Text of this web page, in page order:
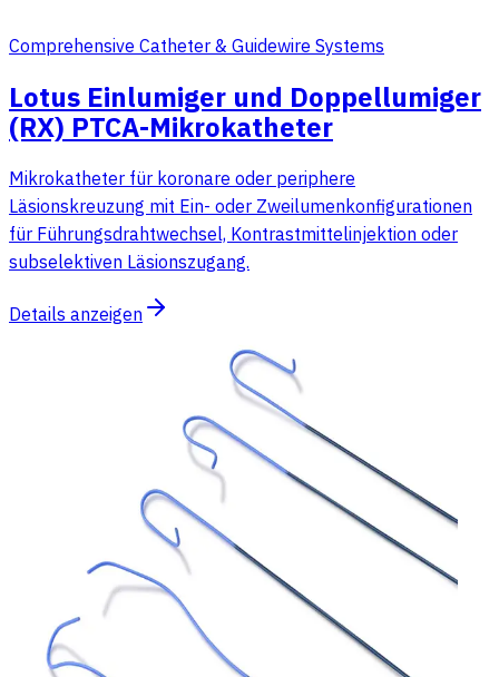
Comprehensive Catheter & Guidewire Systems
Lotus Einlumiger und Doppellumiger
(RX) PTCA-Mikrokatheter
Mikrokatheter für koronare oder periphere
Läsionskreuzung mit Ein- oder Zweilumenkonfigurationen
für Führungsdrahtwechsel, Kontrastmittelinjektion oder
subselektiven Läsionszugang.
Details anzeigen